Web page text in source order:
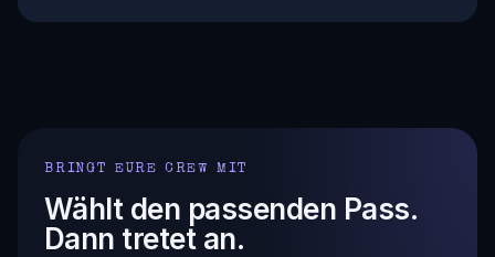
BRINGT EURE CREW MIT
Wählt den passenden Pass.
Dann tretet an.